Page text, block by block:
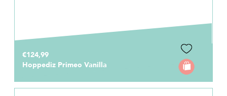
€124,99
Hoppediz Primeo Vanilla